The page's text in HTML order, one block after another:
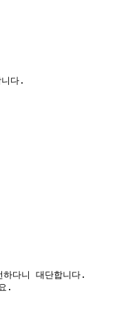
다.
다니 대단합니다.
.